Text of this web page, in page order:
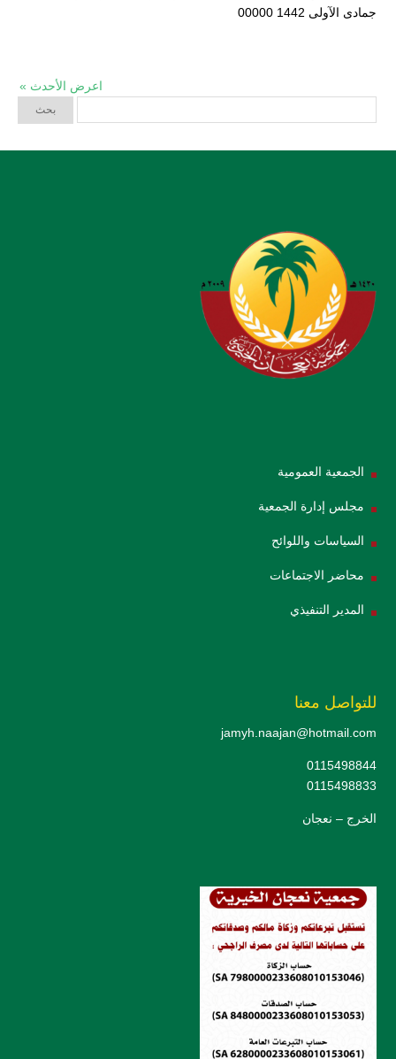
جمادى الآولى 1442 00000
اعرض الأحدث »
الجمعية العمومية
مجلس إدارة الجمعية
السياسات واللوائح
محاضر الاجتماعات
المدير التنفيذي
للتواصل معنا
jamyh.naajan@hotmail.com
0115498844
0115498833
الخرج – نعجان